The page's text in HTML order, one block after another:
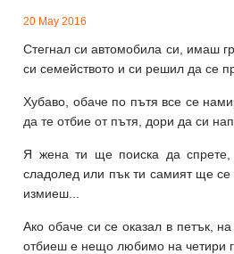
20 May 2016
Стегнал си автомобила си, имаш
си семейството и си решил да се
Хубаво, обаче по пътя все се
да те отбие от пътя, дори да си
Я жена ти ще поиска да
сладолед или пък ти самият ще
измиеш...
Ако обаче си се оказал в петък,
отбиеш е нещо любимо на четири